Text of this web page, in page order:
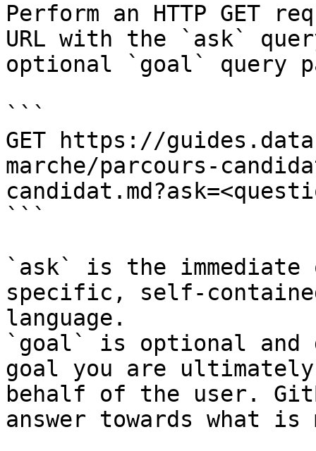
Perform an HTTP GET
URL with the `ask`
optional `goal` query
```
GET https://
marche/parcours-
```
`ask` is the
specific, self-
language.
`goal` is optional and
goal you are
behalf of the user.
answer towards what